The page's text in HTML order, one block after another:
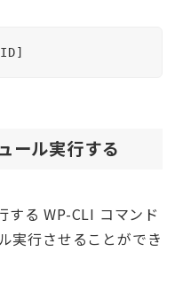
ール実行する
る WP-CLI コマンド
実行させることができ